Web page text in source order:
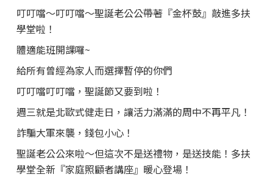
叮叮噹～叮叮噹～聖誕老公公帶著『金杯鼓』敲進多扶
學堂啦！
體適能班開課囉~
給所有曾經為家人而選擇暫停的你們
叮叮噹叮叮噹，聖誕節又要到啦！
週三就是北歐式健走日，讓活力滿滿的周中不再平凡！
詐騙大軍來襲，錢包小心！
聖誕老公公來啦～但這次不是送禮物，是送技能！多扶
學堂全新『家庭照顧者講座』暖心登場！